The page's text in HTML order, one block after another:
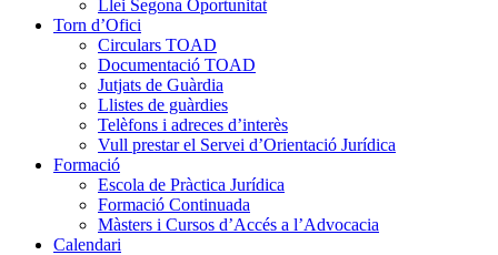
Llei Segona Oportunitat
Torn d’Ofici
Circulars TOAD
Documentació TOAD
Jutjats de Guàrdia
Llistes de guàrdies
Telèfons i adreces d’interès
Vull prestar el Servei d’Orientació Jurídica
Formació
Escola de Pràctica Jurídica
Formació Continuada
Màsters i Cursos d’Accés a l’Advocacia
Calendari